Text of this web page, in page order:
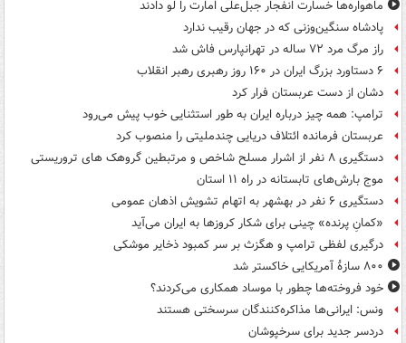
ماهواره‌ها خسارت انفجار جبل‌علی امارت را لو دادند
پادشاه سنگین‌وزنی که در جهان رقیب ندارد
راز مرگ مرد ۷۲ ساله در تهرانپارس فاش شد
۶ دستاورد بزرگ ایران در ۱۶۰ روز رهبری رهبر انقلاب
دشان از دست عربستان فرار کرد
ترامپ: همه چیز درباره ایران به طور استثنایی خوب پیش می‌رود
عربستان فرمانده ائتلاف دریایی چندملیتی را منصوب کرد
دستگیری ۸ نفر از اشرار مسلح شاخص و مرتبطین گروهک های تروریستی
موج بارش‌های تابستانه در راه ۱۱ استان
دستگیری ۶ نفر در بهشهر به اتهام تشویش اذهان عمومی
«کمانِ پرنده» چینی برای شکار کروزها به ایران می‌آید
درگیری لفظی ترامپ و هگزث بر سر کمبود ذخایر موشکی
۸۰۰ سازۀ آمریکایی خاکستر شد
خود فروخته‌ها چطور با موساد همکاری می‌کردند؟
ونس: ایرانی‌ها مذاکره‌کنندگان سرسختی هستند
دردسر جدید برای سرخپوشان